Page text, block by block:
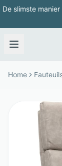
De slimste
Home